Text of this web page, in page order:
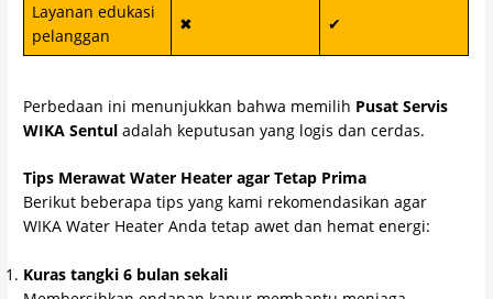
Layanan edukasi
pelanggan
✖ ✔
Perbedaan ini menunjukkan bahwa memilih Pusat Servis
WIKA Sentul adalah keputusan yang logis dan cerdas.
Tips Merawat Water Heater agar Tetap Prima
Berikut beberapa tips yang kami rekomendasikan agar
WIKA Water Heater Anda tetap awet dan hemat energi:
Kuras tangki 6 bulan sekali